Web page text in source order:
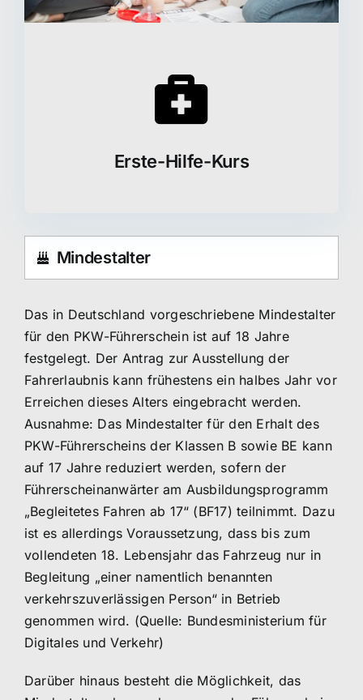
Erste-Hilfe-Kurs
Mindestalter
Das in Deutschland vorgeschriebene Mindestalter
für den PKW-Führerschein ist auf 18 Jahre
festgelegt. Der Antrag zur Ausstellung der
Fahrerlaubnis kann frühestens ein halbes Jahr vor
Erreichen dieses Alters eingebracht werden.
Ausnahme: Das Mindestalter für den Erhalt des
PKW-Führerscheins der Klassen B sowie BE kann
auf 17 Jahre reduziert werden, sofern der
Führerscheinanwärter am Ausbildungsprogramm
„Begleitetes Fahren ab 17“ (BF17) teilnimmt. Dazu
ist es allerdings Voraussetzung, dass bis zum
vollendeten 18. Lebensjahr das Fahrzeug nur in
Begleitung „einer namentlich benannten
verkehrszuverlässigen Person“ in Betrieb
genommen wird. (Quelle: Bundesministerium für
Digitales und Verkehr)
Darüber hinaus besteht die Möglichkeit, das